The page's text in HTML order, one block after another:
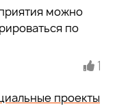
можно
по
1
проекты